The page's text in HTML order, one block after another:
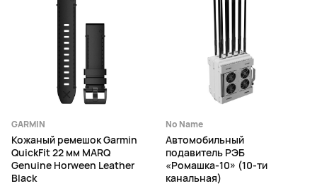
GARMIN
Кожаный ремешок Garmin
QuickFit 22 мм MARQ
Genuine Horween Leather
Black
No Name
Автомобильный
подавитель РЭБ
«Ромашка-10» (10-ти
канальная)